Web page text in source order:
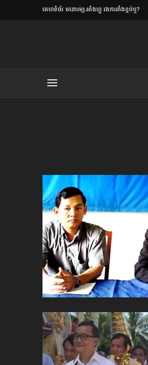
​គេហទំព័រ មនោរម្យ.អាំងហ្វូ រងការរាំងខ្ទប់ឬ?
ខឹម វាសនា ថា«ស្រី
ចរិតថោក»​ស្លៀកពាក់
ប្រពៃណី​«ដេញប្រុស»
អឹមបាពេ ប្រកាសជាផ្លូវការ
ចាកចេញពីក្រុម ប៉ារីស
ថើបមាត់ ៖ ក្រុមកីឡាការិនី​
ផ្អាកលេង​​បើប្រធានសហព័ន្ធ​
មិនលាឈប់